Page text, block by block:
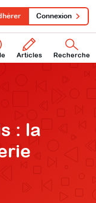
Articles Recherche
Connexion
: la